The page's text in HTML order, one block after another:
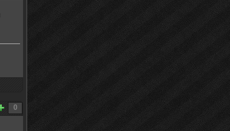
0